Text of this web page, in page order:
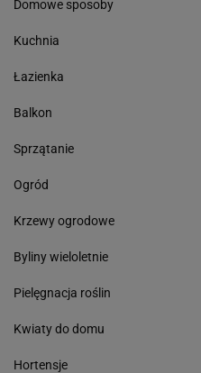
Domowe sposoby
Kuchnia
Łazienka
Balkon
Sprzątanie
Ogród
Krzewy ogrodowe
Byliny wieloletnie
Pielęgnacja roślin
Kwiaty do domu
Hortensje